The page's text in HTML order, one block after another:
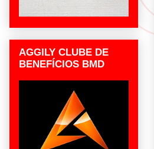
AGGILY CLUBE DE
BENEFÍCIOS BMD